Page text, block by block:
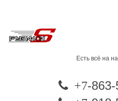
Есть всё на
+7-